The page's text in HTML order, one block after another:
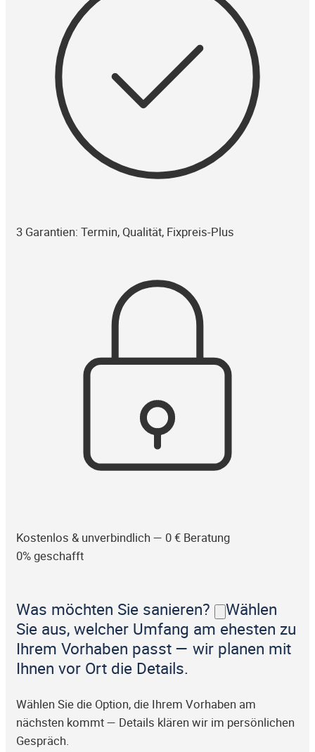
3 Garantien: Termin, Qualität, Fixpreis-Plus
Kostenlos & unverbindlich — 0 € Beratung
0% geschafft
Was möchten Sie sanieren?
Wählen
Sie aus, welcher Umfang am ehesten zu
Ihrem Vorhaben passt — wir planen mit
Ihnen vor Ort die Details.
Wählen Sie die Option, die Ihrem Vorhaben am
nächsten kommt — Details klären wir im persönlichen
Gespräch.